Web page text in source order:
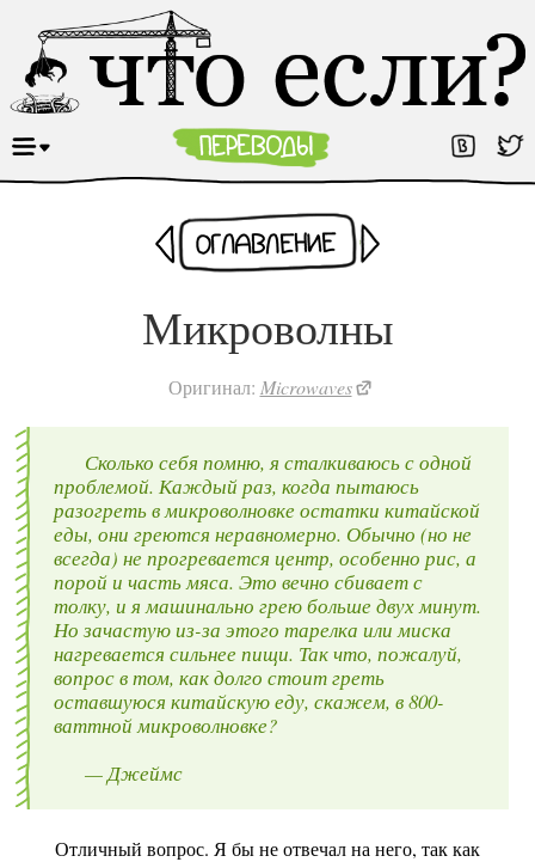
Микроволны
Оригинал: Microwaves
Сколько себя помню, я сталкиваюсь с одной
проблемой. Каждый раз, когда пытаюсь
разогреть в микроволновке остатки китайской
еды, они греются неравномерно. Обычно (но не
всегда) не прогревается центр, особенно рис, а
порой и часть мяса. Это вечно сбивает с
толку, и я машинально грею больше двух минут.
Но зачастую из-за этого тарелка или миска
нагревается сильнее пищи. Так что, пожалуй,
вопрос в том, как долго стоит греть
оставшуюся китайскую еду, скажем, в 800-
ваттной микроволновке?
— Джеймс
Отличный вопрос. Я бы не отвечал на него, так как